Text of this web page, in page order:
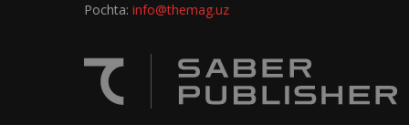
Pochta: info@themag.uz